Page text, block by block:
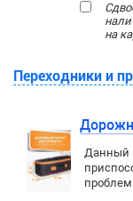
на
Переходники и
Данный